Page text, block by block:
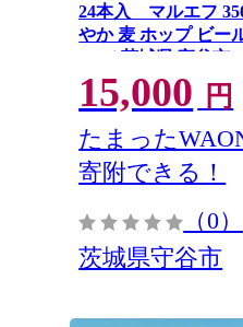
24本入 マルエフ
やか 麦 ホップ ビー
asahi 茨城県 守谷市
15,000 円
たまった
寄附できる！
（0）
茨城県守谷市